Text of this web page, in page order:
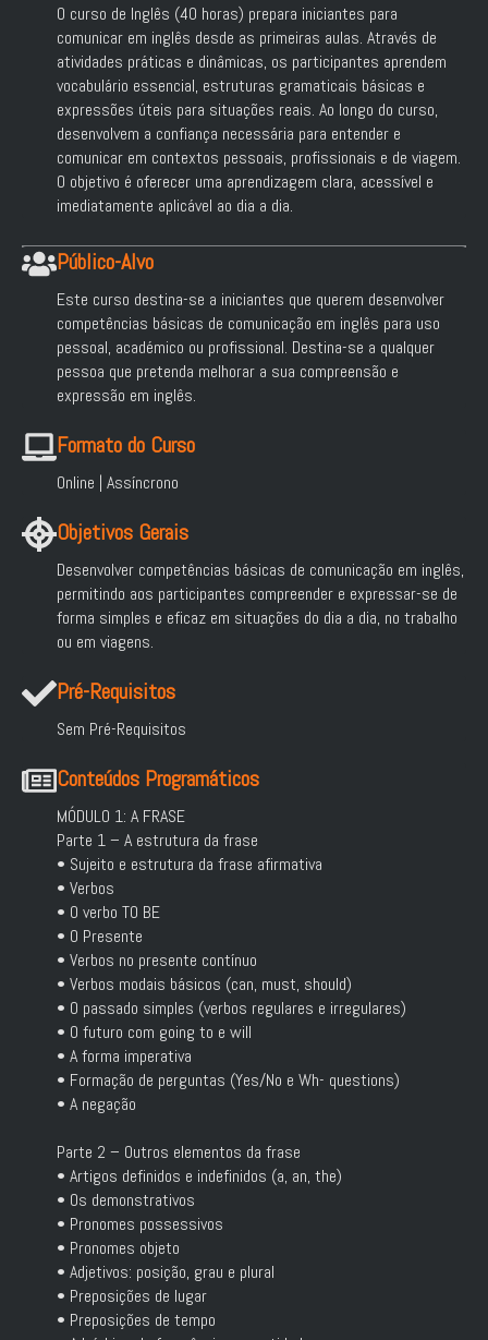
O curso de Inglês (40 horas) prepara iniciantes para
comunicar em inglês desde as primeiras aulas. Através de
atividades práticas e dinâmicas, os participantes aprendem
vocabulário essencial, estruturas gramaticais básicas e
expressões úteis para situações reais. Ao longo do curso,
desenvolvem a confiança necessária para entender e
comunicar em contextos pessoais, profissionais e de viagem.
O objetivo é oferecer uma aprendizagem clara, acessível e
imediatamente aplicável ao dia a dia.
Público-Alvo
Este curso destina-se a iniciantes que querem desenvolver
competências básicas de comunicação em inglês para uso
pessoal, académico ou profissional. Destina-se a qualquer
pessoa que pretenda melhorar a sua compreensão e
expressão em inglês.
Formato do Curso
Online | Assíncrono
Objetivos Gerais
Desenvolver competências básicas de comunicação em inglês,
permitindo aos participantes compreender e expressar-se de
forma simples e eficaz em situações do dia a dia, no trabalho
ou em viagens.
Pré-Requisitos
Sem Pré-Requisitos
Conteúdos Programáticos
MÓDULO 1: A FRASE
Parte 1 – A estrutura da frase
• Sujeito e estrutura da frase afirmativa
• Verbos
• O verbo TO BE
• O Presente
• Verbos no presente contínuo
• Verbos modais básicos (can, must, should)
• O passado simples (verbos regulares e irregulares)
• O futuro com going to e will
• A forma imperativa
• Formação de perguntas (Yes/No e Wh- questions)
• A negação
Parte 2 – Outros elementos da frase
• Artigos definidos e indefinidos (a, an, the)
• Os demonstrativos
• Pronomes possessivos
• Pronomes objeto
• Adjetivos: posição, grau e plural
• Preposições de lugar
• Preposições de tempo